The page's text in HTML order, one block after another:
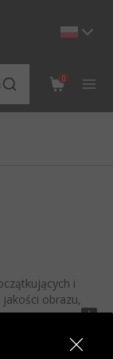
0
i
obrazu,
wyposażony